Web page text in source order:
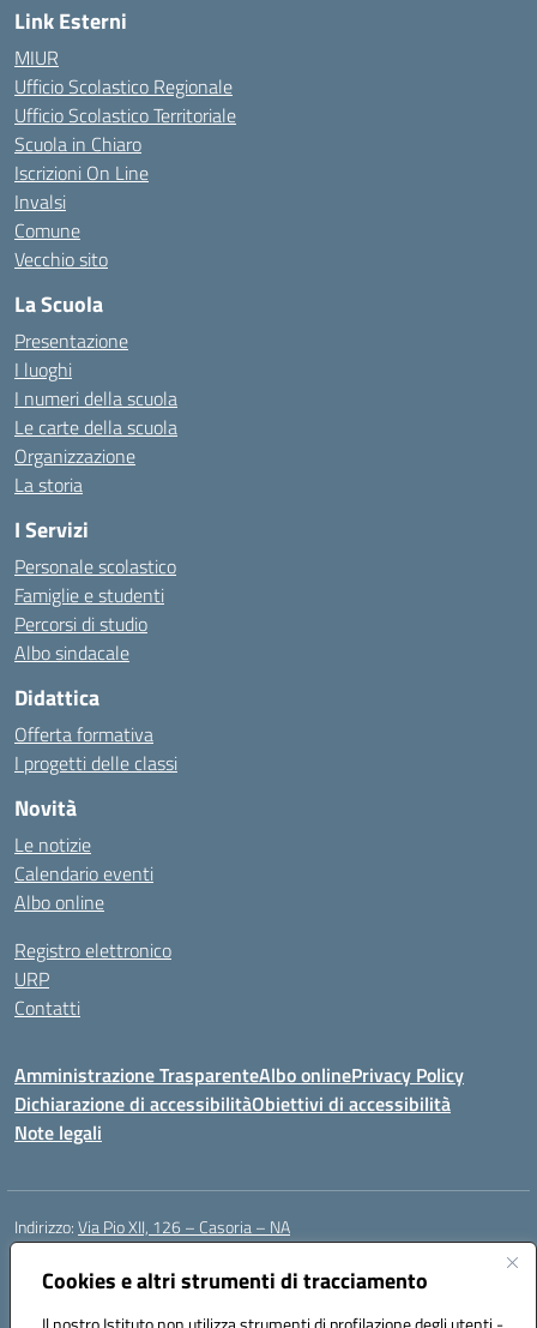
Cookies e altri strumenti di tracciamento
Link Esterni
MIUR
Ufficio Scolastico Regionale
Ufficio Scolastico Territoriale
Scuola in Chiaro
Iscrizioni On Line
Invalsi
Comune
Vecchio sito
La Scuola
Presentazione
I luoghi
I numeri della scuola
Le carte della scuola
Organizzazione
La storia
I Servizi
Personale scolastico
Famiglie e studenti
Percorsi di studio
Albo sindacale
Didattica
Offerta formativa
I progetti delle classi
Novità
Le notizie
Calendario eventi
Albo online
Registro elettronico
URP
Contatti
Amministrazione TrasparenteAlbo onlinePrivacy Policy
Dichiarazione di accessibilitàObiettivi di accessibilità
Note legali
Indirizzo:Via Pio XII, 126 – Casoria – NA
Centralino:
Posta elettronica certificata (PEC):naic8et00d@pec.istruzione.it
Codice fiscale: 93056760635